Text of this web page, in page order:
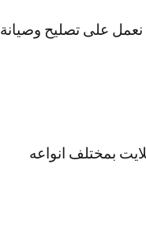
يعمل في تصليح ستلايت على مدار 24 ساعة حيث نعمل على تصليح وصيانة
بمختلف انواعه